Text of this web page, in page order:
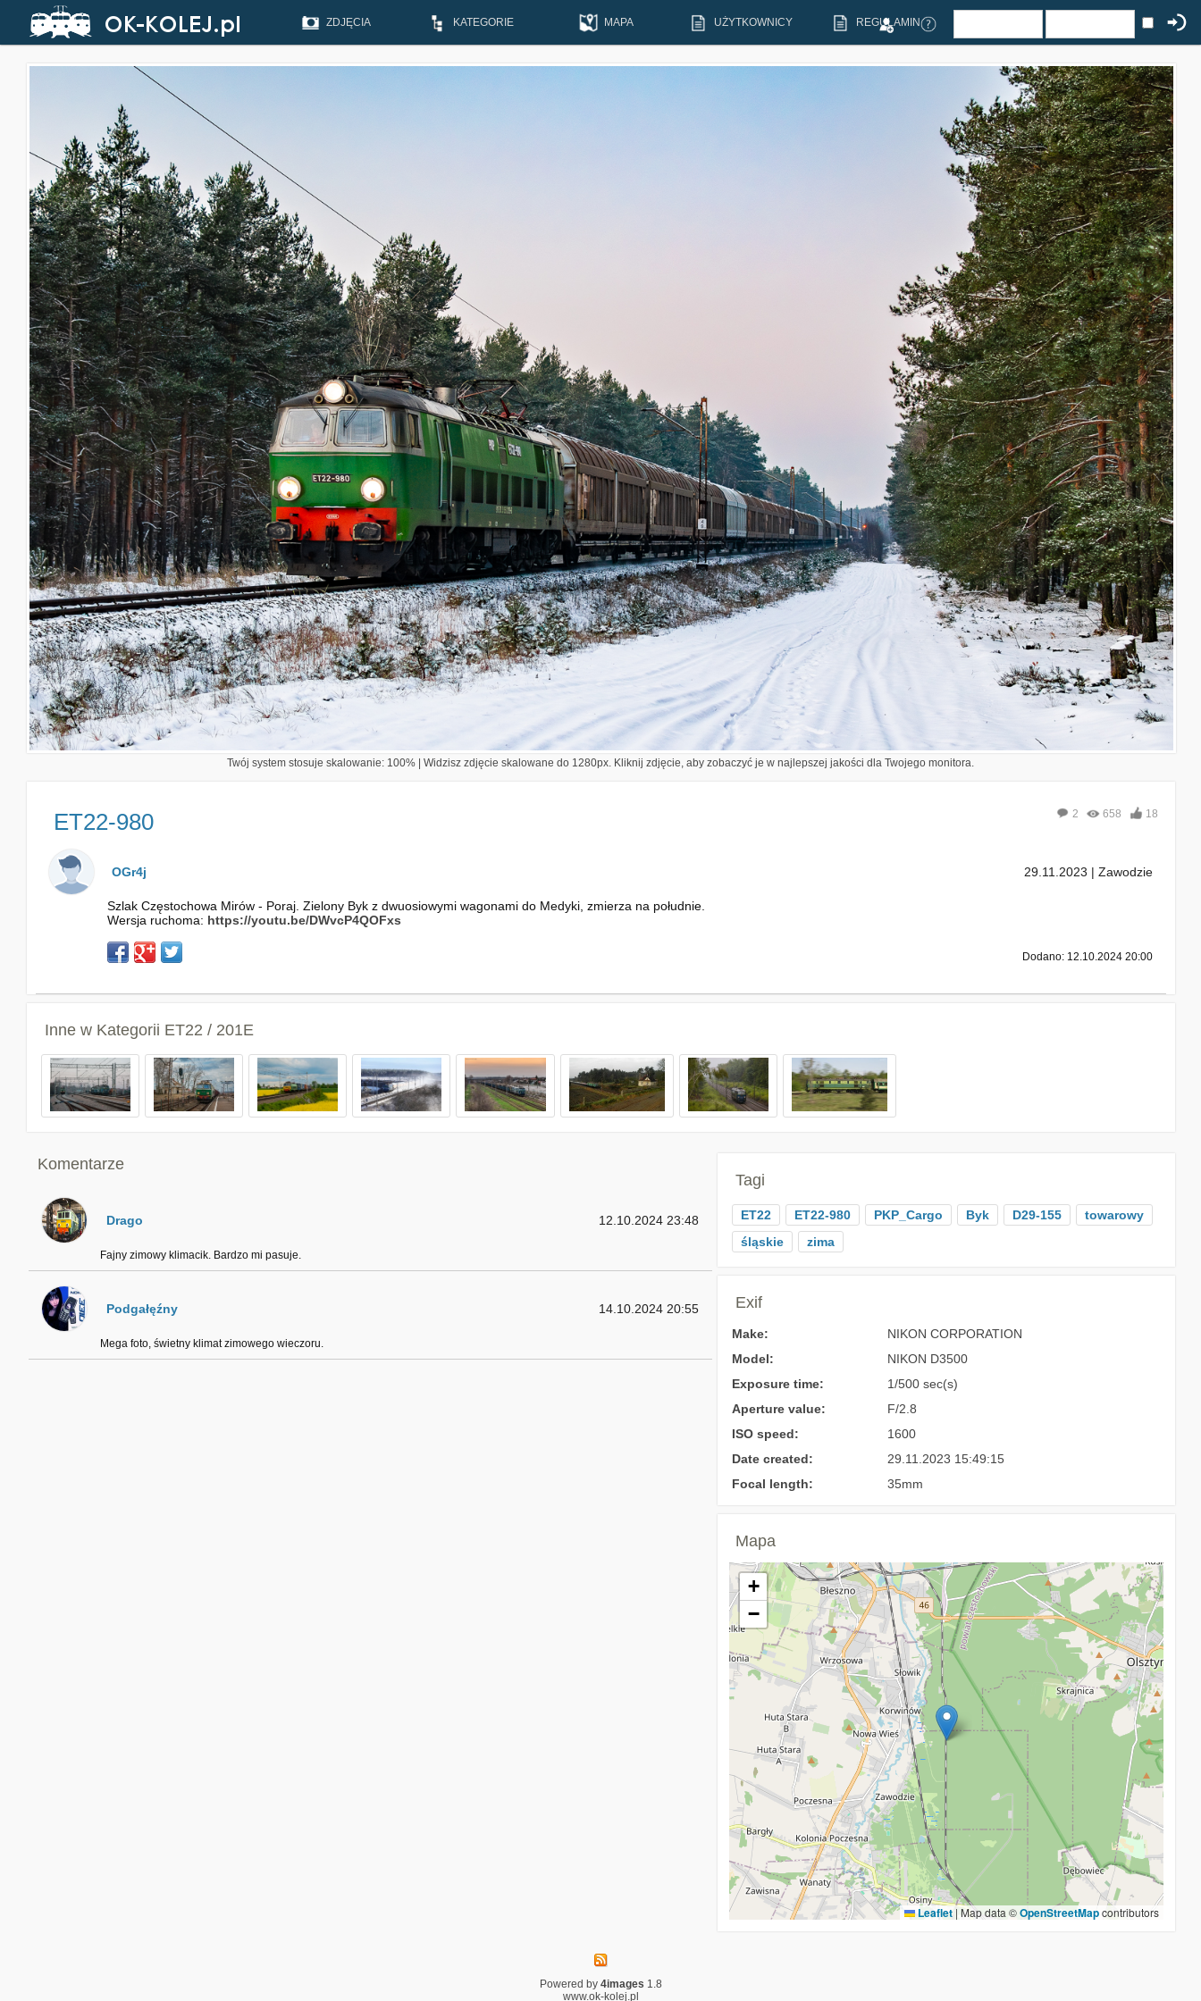
ZDJĘCIA KATEGORIE MAPA UŻYTKOWNICY REGULAMIN
Twój system stosuje skalowanie: 100% | Widzisz zdjęcie skalowane do 1280px. Kliknij zdjęcie, aby zobaczyć je w najlepszej jakości dla Twojego monitora.
ET22-980 2 658 18
OGr4j 29.11.2023 | Zawodzie
Szlak Częstochowa Mirów - Poraj. Zielony Byk z dwuosiowymi wagonami do Medyki, zmierza na południe.
Wersja ruchoma: https://youtu.be/DWvcP4QOFxs
Dodano: 12.10.2024 20:00
Inne w Kategorii ET22 / 201E
Komentarze
Drago 12.10.2024 23:48
Fajny zimowy klimacik. Bardzo mi pasuje.
Podgałęźny 14.10.2024 20:55
Mega foto, świetny klimat zimowego wieczoru.
Tagi
ET22 ET22-980 PKP_Cargo Byk D29-155
towarowy
śląskie
zima
Exif
Make:
NIKON CORPORATION
Model:
NIKON D3500
Exposure time:
1/500 sec(s)
Aperture value:
F/2.8
ISO speed:
1600
Date created:
29.11.2023 15:49:15
Focal length:
35mm
Mapa
+
−
Leaflet | Map data ©OpenStreetMapcontributors
Powered by 4images 1.8
www.ok-kolej.pl